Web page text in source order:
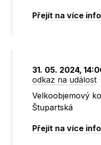
Přejít na více
31. 05. 2024,
odkaz na událost
Velkoobjemový
Štupartská
Přejít na více